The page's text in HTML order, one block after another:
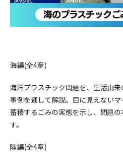
海編(全4章)
海洋プラスチック問題を、生活由
事例を通して解説。目に見えない
蓄積するごみの実態を示し、問題
す。
陸編(全4章)